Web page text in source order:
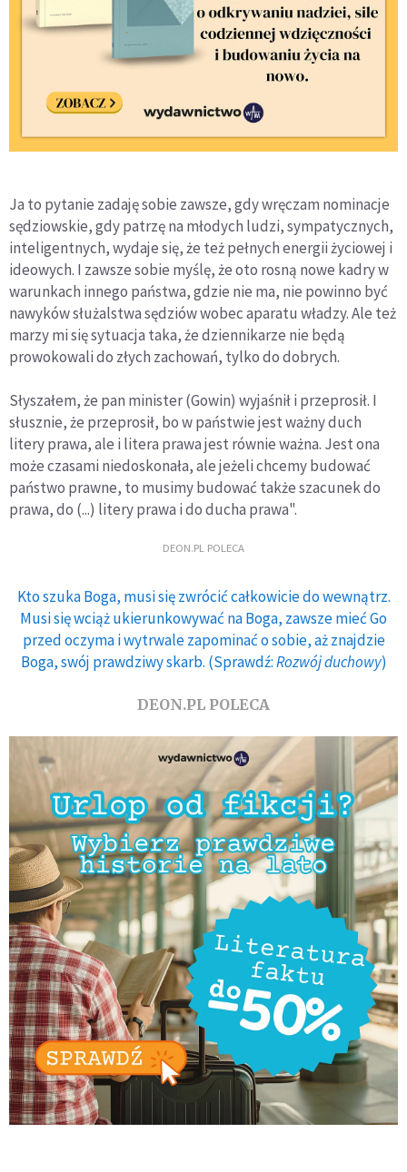
Ja to pytanie zadaję sobie zawsze, gdy wręczam nominacje
sędziowskie, gdy patrzę na młodych ludzi, sympatycznych,
inteligentnych, wydaje się, że też pełnych energii życiowej i
ideowych. I zawsze sobie myślę, że oto rosną nowe kadry w
warunkach innego państwa, gdzie nie ma, nie powinno być
nawyków służalstwa sędziów wobec aparatu władzy. Ale też
marzy mi się sytuacja taka, że dziennikarze nie będą
prowokowali do złych zachowań, tylko do dobrych.
Słyszałem, że pan minister (Gowin) wyjaśnił i przeprosił. I
słusznie, że przeprosił, bo w państwie jest ważny duch
litery prawa, ale i litera prawa jest równie ważna. Jest ona
może czasami niedoskonała, ale jeżeli chcemy budować
państwo prawne, to musimy budować także szacunek do
prawa, do (...) litery prawa i do ducha prawa".
DEON.PL POLECA
Kto szuka Boga, musi się zwrócić całkowicie do wewnątrz.
Musi się wciąż ukierunkowywać na Boga, zawsze mieć Go
przed oczyma i wytrwale zapominać o sobie, aż znajdzie
Boga, swój prawdziwy skarb. (Sprawdź:Rozwój duchowy)
DEON.PL POLECA